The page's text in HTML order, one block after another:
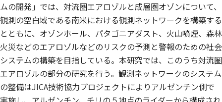
ムの開発」では、対流圏エアロゾルと成層圏オゾンについて、
観測の空白域である南米における観測ネットワークを構築する
とともに、オゾンホール、パタゴニアダスト、火山噴煙、森林
火災などのエアロゾルなどのリスクの予測と警報のための社会
システムの構築を目指している。本研究では、このうち対流圏
エアロゾルの部分の研究を行う。観測ネットワークのシステム
の整備はJICA技術協力プロジェクトによりアルゼンチン側で